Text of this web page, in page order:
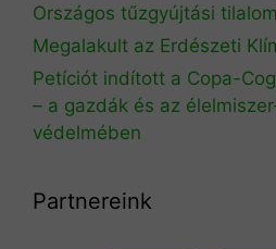
Országos tűzgyújtási
Megalakult az Erdészeti
Petíciót indított a Copa-
– a gazdák és az
védelmében
Partnereink